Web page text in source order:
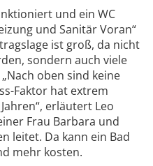
und ein WC
und Sanitär Voran“
ist groß, da nicht
sondern auch viele
oben sind keine
Faktor hat extrem
erläutert Leo
Frau Barbara und
leitet. Da kann ein Bad
mehr kosten.